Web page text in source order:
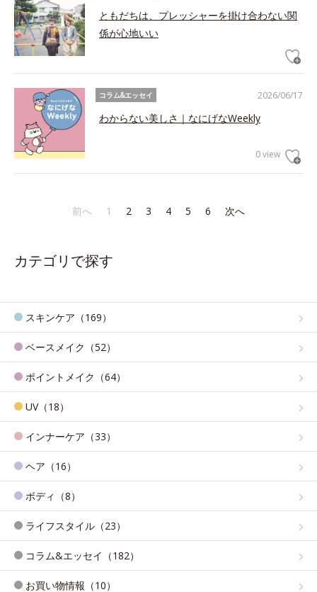
ともだちは、プレッシャーを掛け合わない関
係が心地いい
2026/06/17
コラム&エッセイ
わからない美しさ｜なにげなWeekly
0 view
前へ 1 2 3 4 5 6 次へ
カテゴリで探す
スキンケア（169）
ベースメイク（52）
ポイントメイク（64）
UV（18）
インナーケア（33）
ヘア（16）
ボディ（8）
ライフスタイル（23）
コラム&エッセイ（182）
お買い物情報（10）